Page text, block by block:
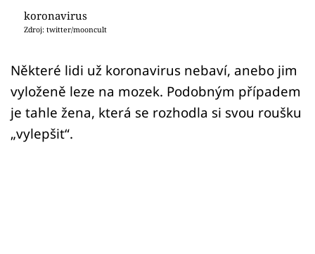
koronavirus
Zdroj: twitter/mooncult
Některé lidi už koronavirus nebaví, anebo jim
vyloženě leze na mozek. Podobným případem
je tahle žena, která se rozhodla si svou roušku
„vylepšit“.